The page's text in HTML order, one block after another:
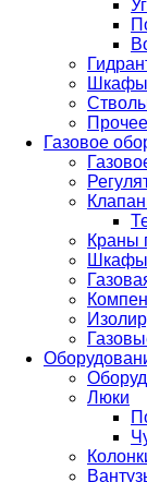
Прочее
Газовое
Краны
Шкафы
Люки